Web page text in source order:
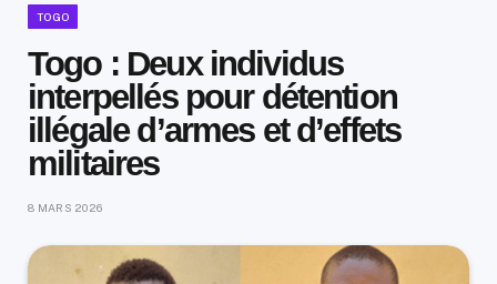
TOGO
Togo : Deux individus
interpellés pour détention
illégale d’armes et d’effets
militaires
8 MARS 2026